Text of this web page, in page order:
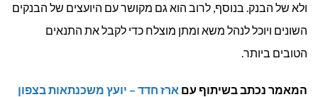
ולא של הבנק. בנוסף, לרוב הוא גם מקושר עם היועצים של הבנקים
השונים ויוכל לנהל משא ומתן מוצלח כדי לקבל את התנאים
הטובים ביותר.
המאמר נכתב בשיתוף עם ארז חדד – יועץ משכנתאות בצפון